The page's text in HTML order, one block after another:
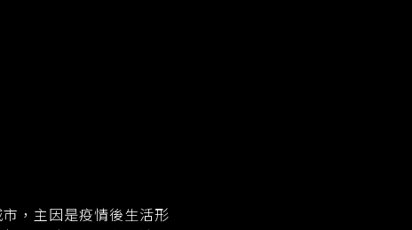
，主因是疫情後生活形